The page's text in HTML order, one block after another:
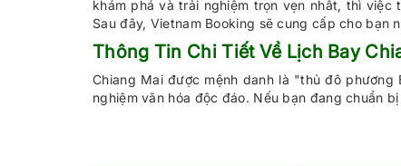
khám phá và trải nghiệm trọn vẹn nhất, thì
Sau đây, Vietnam Booking sẽ cung cấp cho
Thông Tin Chi Tiết Về Lịch Bay
Chiang Mai được mệnh danh là "thủ đô
nghiệm văn hóa độc đáo. Nếu bạn đang chuẩn